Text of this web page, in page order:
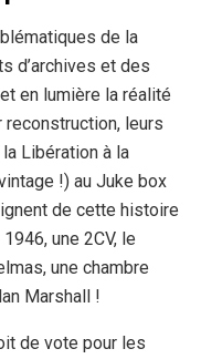
de la
d’archives et des
en lumière la réalité
leurs
Libération à la
!) au Juke box
de cette histoire
une 2CV, le
une chambre
Marshall !
de vote pour les